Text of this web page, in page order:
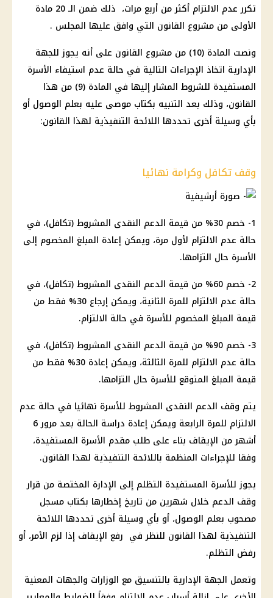
تكرر عدم الالتزام أكثر من أربع مرات، ذلك ضمن الـ 20 مادة
الأولى من مشروع القانون التي وافق عليها المجلس .
ونصت المادة (10) من مشروع القانون على أنه يجوز للجهة
الإدارية اتخاذ الإجراءات التالية في حالة عدم استيفاء الأسرة
المستفيدة للشروط المشار إليها في المادة (9) من هذا
القانون، وذلك بعد التنبيه بكتاب موصى عليه بعلم الوصول أو
بأي وسيلة أخرى تحددها اللائحة التنفيذية لهذا القانون:
وقف تكافل وكرامة نهائيا
1- خصم 30% من قيمة الدعم النقدى المشروط (تكافل)، في
حالة عدم الالتزام لأول مرة، ويمكن إعادة المبلغ المخصوم إلى
الأسرة حال التزامها.
2- خصم 60% من قيمة الدعم النقدى المشروط (تكافل)، في
حالة عدم الالتزام للمرة الثانية، ويمكن إرجاع 30% فقط من
قيمة المبلغ المخصوم للأسرة في حالة الالتزام.
3- خصم 90% من قيمة الدعم النقدى المشروط (تكافل)، في
حالة عدم الالتزام للمرة الثالثة، ويمكن إعادة 30% فقط من
قيمة المبلغ المتوقع للأسرة حال التزامها.
يتم وقف الدعم النقدى المشروط للأسرة نهائيا في حالة عدم
الالتزام للمرة الرابعة ويمكن إعادة دراسة الحالة بعد مرور 6
أشهر من الإيقاف بناء على طلب مقدم الأسرة المستفيدة،
وفقا للإجراءات المنظمة باللائحة التنفيذية لهذا القانون.
يجوز للأسرة المستفيدة التظلم إلى الإدارة المختصة من قرار
وقف الدعم خلال شهرين من تاريخ إخطارها بكتاب مسجل
مصحوب بعلم الوصول، أو بأي وسيلة أخرى تحددها اللائحة
التنفيذية لهذا القانون للنظر في رفع الإيقاف إذا لزم الأمر، أو
رفض التظلم.
وتعمل الجهة الإدارية بالتنسيق مع الوزارات والجهات المعنية